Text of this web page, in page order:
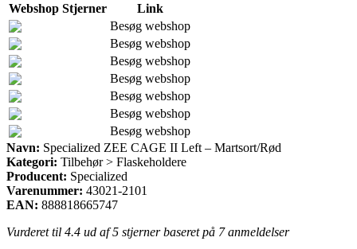
Webshop Stjerner
Link
Besøg webshop
Besøg webshop
Besøg webshop
Besøg webshop
Besøg webshop
Besøg webshop
Besøg webshop
Navn: Specialized ZEE CAGE II Left – Martsort/Rød
Kategori: Tilbehør > Flaskeholdere
Producent: Specialized
Varenummer: 43021-2101
EAN: 888818665747
Vurderet til 4.4 ud af 5 stjerner baseret på 7anmeldelser